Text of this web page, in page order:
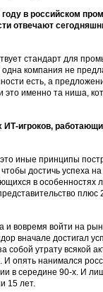
в российском
отвечают
стандарт для
компания не
есть, а
это именно та ниша,
игроков,
иные принципы
достичь успеха
в особенностях
плюс
вовремя войти на
вначале достигал
утрату всякой
И опять нанимался
в середине 90-х. И
15 лет.